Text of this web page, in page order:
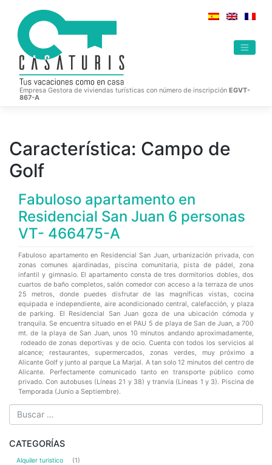
contenido
Empresa Gestora de viviendas turísticas con número de inscripción EGVT-
867-A
Característica: Campo de
Golf
Fabuloso apartamento en
Residencial San Juan 6 personas
VT- 466475-A
Fabuloso apartamento en Residencial San Juan, urbanización privada, con
zonas comunes ajardinadas, piscina comunitaria, pista de pádel, zona
infantil y gimnasio. El apartamento consta de tres dormitorios dobles, dos
cuartos de baño completos, salón comedor con acceso a la terraza de unos
25 metros, donde puedes disfrutar de las magníficas vistas, cocina
equipada e independiente, aire acondicionado central, calefacción, y plaza
de parking. El Residencial San Juan goza de una ubicación cómoda y
tranquila. Se encuentra situado en el PAU 5 de playa de San de Juan, a 700
mt. de la playa de San Juan, unos 10 minutos andando aproximadamente,
rodeado de zonas deportivas y de ocio. Cuenta con todos los servicios al
alcance; restaurantes, supermercados, zonas verdes, muy próximo a
Alicante Golf y junto al parque La Marjal. A tan solo 12 minutos del centro de
Alicante. Perfectamente comunicado tanto en transporte público como
privado. Con autobuses (Líneas 21 y 38) y tranvía (Líneas 1 y 3). Piscina de
Temporada (Junio a Septiembre).
CATEGORÍAS
Alquiler turistico (1)